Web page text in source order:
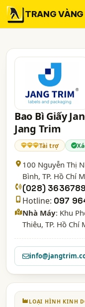
TRANG VÀNG
Bao Bì Giấy
Jang Trim
Tài trợ
100 Nguyễn Thị
Bình, TP. Hồ Chí
(028)
Hotline: 097
Nhà Máy: Khu
Thiêu, TP. Hồ Chí
LOẠI HÌNH KINH